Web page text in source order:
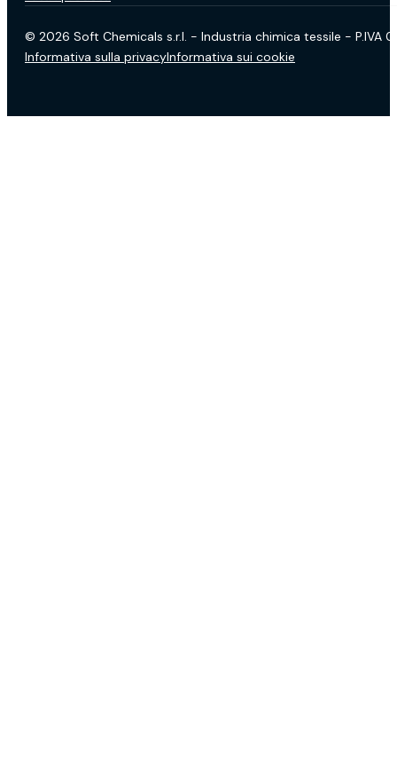
© 2026 Soft Chemicals s.r.l. - Industria chimica tessile - P.IVA
Informativa sulla privacyInformativa sui cookie